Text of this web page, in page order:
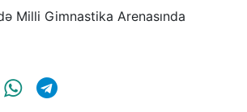
Milli Gimnastika Arenasında